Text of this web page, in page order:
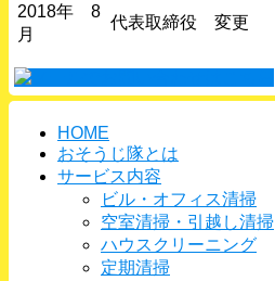
2018年 8
月
代表取締役 変更
HOME
おそうじ隊とは
サービス内容
ビル・オフィス清掃
空室清掃・引越し清掃
ハウスクリーニング
定期清掃